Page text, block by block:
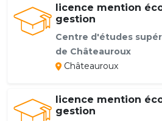
licence mention
gestion
Centre d'études
de Châteauroux
Châteauroux
licence mention
gestion